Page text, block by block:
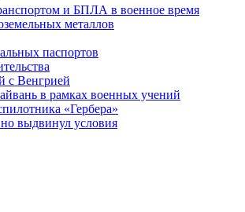
и БПЛА в военное время
металлов
паспортов
с Венгрией
в рамках военных учений
«Гербера»
выдвинул условия